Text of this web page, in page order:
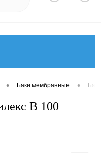
• Баки мембранные •
В 100